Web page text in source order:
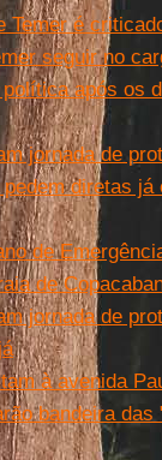
é
seguir no
após os
jornada de
diretas
de
de
jornada de
à avenida
bandeira